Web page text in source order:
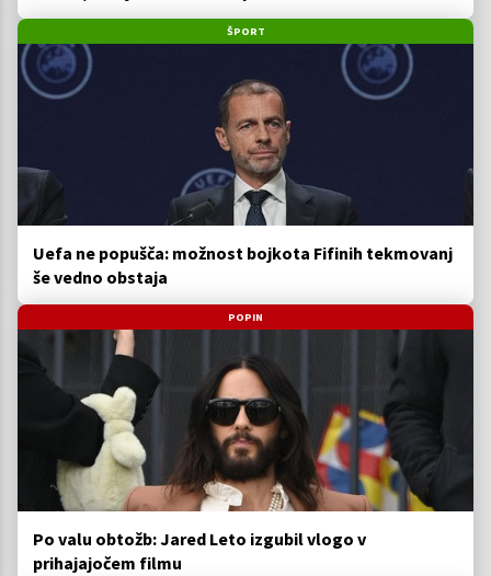
ŠPORT
Uefa ne popušča: možnost bojkota Fifinih tekmovanj
še vedno obstaja
POPIN
Po valu obtožb: Jared Leto izgubil vlogo v
prihajajočem filmu